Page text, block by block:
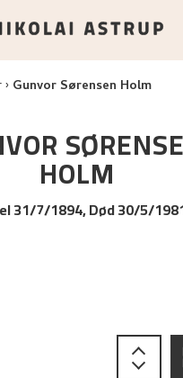
Gunvor Sørensen Holm
HOLM
31/7/1894, Død 30/5/